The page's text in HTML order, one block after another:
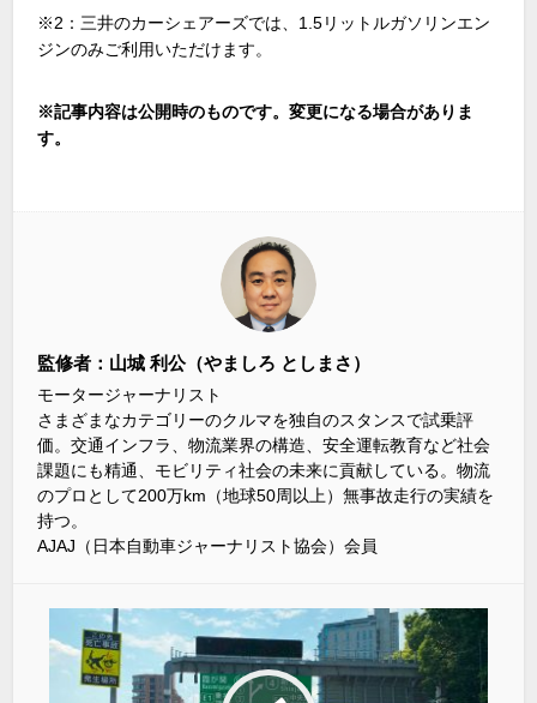
※2：三井のカーシェアーズでは、 1.5リットルガソリンエン
ジンのみご利用いただけます。
※記事内容は公開時のものです。変更になる場合がありま
す。
監修者：山城 利公（やましろ としまさ）
モータージャーナリスト
さまざまなカテゴリーのクルマを独自のスタンスで試乗評
価。交通インフラ、物流業界の構造、安全運転教育など社会
課題にも精通、モビリティ社会の未来に貢献している。物流
のプロとして200万km（地球50周以上）無事故走行の実績を
持つ。
AJAJ（日本自動車ジャーナリスト協会）会員